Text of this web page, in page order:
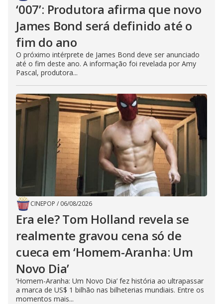
‘007’: Produtora afirma que novo
James Bond será definido até o
fim do ano
O próximo intérprete de James Bond deve ser anunciado
até o fim deste ano. A informação foi revelada por Amy
Pascal, produtora...
CINEPOP / 06/08/2026
Era ele? Tom Holland revela se
realmente gravou cena só de
cueca em ‘Homem-Aranha: Um
Novo Dia’
‘Homem-Aranha: Um Novo Dia’ fez história ao ultrapassar
a marca de US$ 1 bilhão nas bilheterias mundiais. Entre os
momentos mais...